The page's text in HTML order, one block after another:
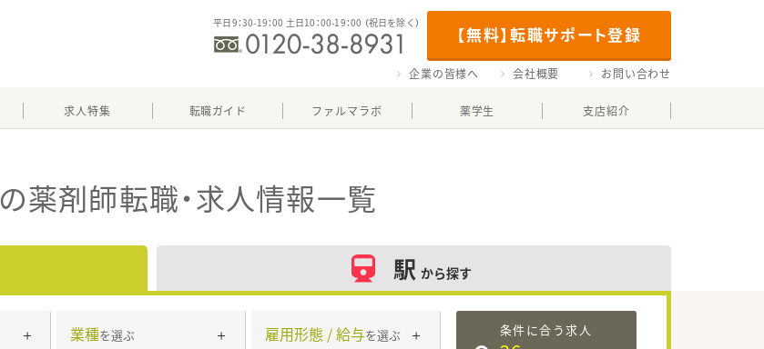
【無料】転職サポート登録
平日9：30-19：00 土日10：00-19：00 （祝日を除く）
企業の皆様へ 会社概要 お問い合わせ
求人特集 転職ガイド ファルマラボ 薬学生 支店紹介
の薬剤師転職・求人情報一覧
駅 から探す
業種を選ぶ 雇用形態 / 給与を選ぶ 条件に合う求人